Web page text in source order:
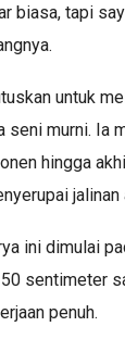
biasa, tapi
untuk
murni. Ia
hingga
jalinan
ini dimulai
sentimeter
penuh.